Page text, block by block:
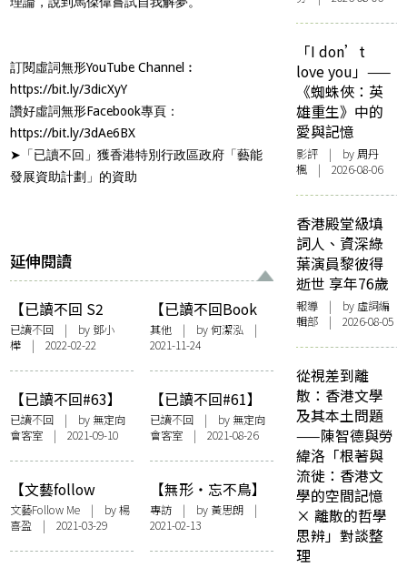
訂閱虛詞無形YouTube Channel︰
https://bit.ly/3dicXyY
讚好虛詞無形Facebook專頁：
https://bit.ly/3dAe6BX
➤「已讀不回」獲香港特別行政區政府「藝能
發展資助計劃」的資助
延伸閱讀
【已讀不回 S2
#3】鄧小樺：自戀
心理學：克雷格．
馬爾肯《不用怕，
自戀》
已讀不回 | by鄧小
樺 | 2022-02-22
【已讀不回Book
Channel】有緣再
見，帶著希望走下
去
其他| by 何潔泓 |
2021-11-24
【已讀不回#63】
鄧小樺 X 馬傑偉：
吉兒‧泰勒《奇
蹟》
已讀不回 | by 無定向
會客室 | 2021-09-10
【已讀不回#61】
MK老師 X 鄧小樺：
好人一本平安：
Simon
Blackburn《Being
Good》
已讀不回| by 無定向
會客室 | 2021-08-26
【文藝follow
me】理解情緒不是
練習，而是體驗。
——訪問馬傑偉
文藝Follow Me | by楊
喜盈 | 2021-03-29
【無形・忘不鳥】
專訪馬傑偉：苦難
時代，誠實面對自
己
專訪| by 黃思朗|
2021-02-13
「I don’t
love you」——
《蜘蛛俠：英
雄重生》中的
愛與記憶
影評 | by周丹
楓 | 2026-08-06
香港殿堂級填
詞人、資深綠
葉演員黎彼得
逝世 享年76歲
報導 | by 虛詞編
輯部 | 2026-08-05
從視差到離
散：香港文學
及其本土問題
——陳智德與勞
緯洛「根著與
流徙：香港文
學的空間記憶
× 離散的哲學
思辨」對談整
理